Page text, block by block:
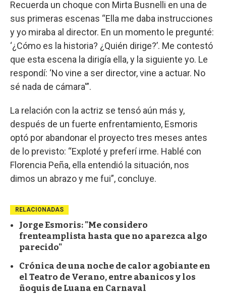
Recuerda un choque con Mirta Busnelli en una de
sus primeras escenas “Ella me daba instrucciones
y yo miraba al director. En un momento le pregunté:
‘¿Cómo es la historia? ¿Quién dirige?’. Me contestó
que esta escena la dirigía ella, y la siguiente yo. Le
respondí: ‘No vine a ser director, vine a actuar. No
sé nada de cámara'”.
La relación con la actriz se tensó aún más y,
después de un fuerte enfrentamiento, Esmoris
optó por abandonar el proyecto tres meses antes
de lo previsto: “Exploté y preferí irme. Hablé con
Florencia Peña, ella entendió la situación, nos
dimos un abrazo y me fui”, concluye.
RELACIONADAS
Jorge Esmoris: "Me considero
frenteamplista hasta que no aparezca algo
parecido"
Crónica de una noche de calor agobiante en
el Teatro de Verano, entre abanicos y los
ñoquis de Luana en Carnaval